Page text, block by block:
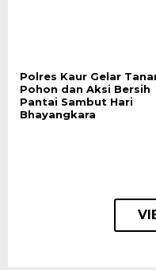
Polres Kaur Gelar
Pohon dan Aksi Bersih
Pantai Sambut Hari
Bhayangkara